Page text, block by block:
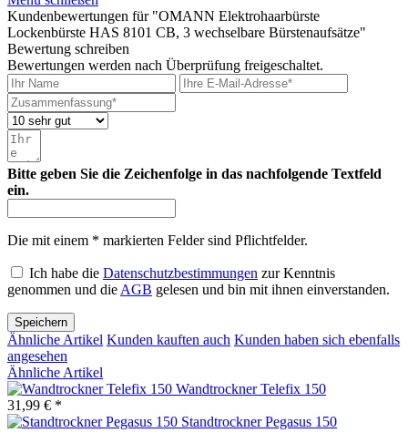
Kundenbewertungen für "OMANN Elektrohaarbürste
Lockenbürste HAS 8101 CB, 3 wechselbare Bürstenaufsätze"
Bewertung schreiben
Bewertungen werden nach Überprüfung freigeschaltet.
Bitte geben Sie die Zeichenfolge in das nachfolgende Textfeld
ein.
Die mit einem * markierten Felder sind Pflichtfelder.
Ich habe die Datenschutzbestimmungen zur Kenntnis
genommen und die AGB gelesen und bin mit ihnen einverstanden.
Speichern
Ähnliche Artikel Kunden kauften auch Kunden haben sich ebenfalls
angesehen
Ähnliche Artikel
Wandtrockner Telefix 150
31,99 € *
Standtrockner Pegasus 150